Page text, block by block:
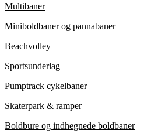
Multibaner
Miniboldbaner og pannabaner
Beachvolley
Sportsunderlag
Pumptrack cykelbaner
Skaterpark & ramper
Boldbure og indhegnede boldbaner